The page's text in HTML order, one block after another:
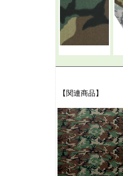
【関連商品】